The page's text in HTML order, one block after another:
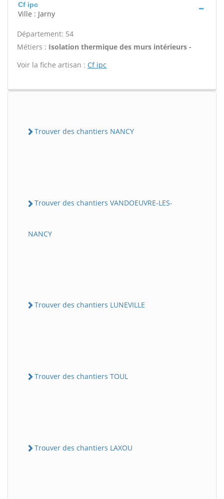
Cf ipc
Ville : Jarny
Département: 54
Métiers : Isolation thermique des murs intérieurs -
Voir la fiche artisan : Cf ipc
Trouver des chantiers NANCY
Trouver des chantiers VANDOEUVRE-LES-
NANCY
Trouver des chantiers LUNEVILLE
Trouver des chantiers TOUL
Trouver des chantiers LAXOU